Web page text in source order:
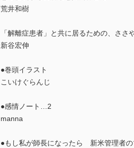
荒井和樹
「解離症患者」と共に居るための、ささ
新谷宏伸
●巻頭イラスト
こいけぐらんじ
●感情ノート…2
manna
●もし私が師長になったら 新米管理者